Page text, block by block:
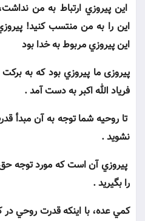
اين پيروزي ارتباط به من
اين را به من منتسب كنيد!
اين پيروزي مربوط به خدا بود
پیروزی ما پيروزي بود كه به
فرياد الله اكبر به دست آمد .
تا روحيه شما توجه به آن مبدأ
نشويد .
پيروزي آن است كه مورد توجه
را بگيريد .
كمي عده، با اينكه قدرت روحي در